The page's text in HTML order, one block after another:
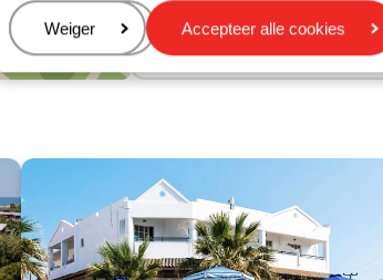
Beheren
Weiger Accepteer alle cookies
Ziekenhuis: 5 km
Rustig gelegen